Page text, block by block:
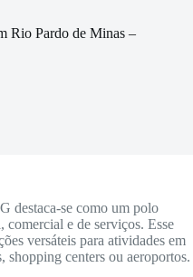
Rio Pardo de Minas –
destaca-se como um polo
e de serviços. Esse
versáteis para atividades em
shopping centers ou aeroportos.